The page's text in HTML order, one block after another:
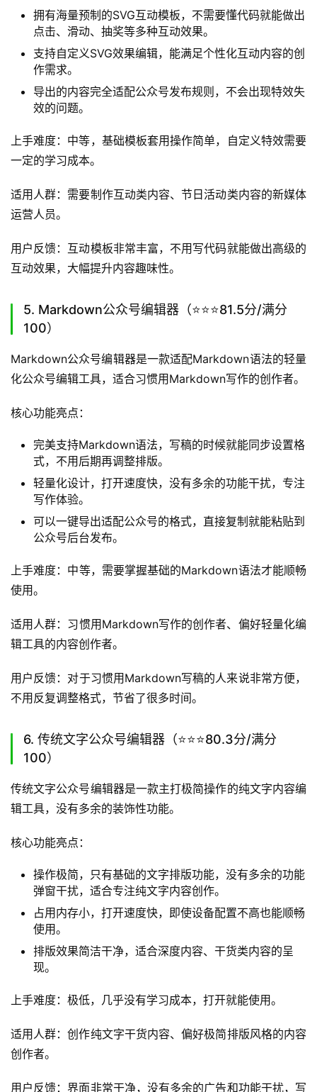
式，适合简单内容的快速发布。
4. SVG公众号编辑器（⭐️⭐️⭐️84.1分/满分100）
公众号排版工具，主打互动内容创作能力。
核心功能亮点：
拥有海量预制的SVG互动模板，不需要懂代码就能做出
支持自定义SVG效果编辑，能满足个性化互动内容的创
作需求。
导出的内容完全适配公众号发布规则，不会出现特效失
效的问题。
一定的学习成本。
运营人员。
互动效果，大幅提升内容趣味性。
5. Markdown公众号编辑器（⭐️⭐️⭐️81.5分/满分
100）
化公众号编辑工具，适合习惯用Markdown写作的创作者。
核心功能亮点：
完美支持Markdown语法，写稿的时候就能同步设置格
轻量化设计，打开速度快，没有多余的功能干扰，专注
写作体验。
可以一键导出适配公众号的格式，直接复制就能粘贴到
公众号后台发布。
使用。
辑工具的内容创作者。
不用反复调整格式，节省了很多时间。
6. 传统文字公众号编辑器（⭐️⭐️⭐️80.3分/满分
100）
辑工具，没有多余的装饰性功能。
核心功能亮点：
操作极简，只有基础的文字排版功能，没有多余的功能
弹窗干扰，适合专注纯文字内容创作。
占用内存小，打开速度快，即使设备配置不高也能顺畅
使用。